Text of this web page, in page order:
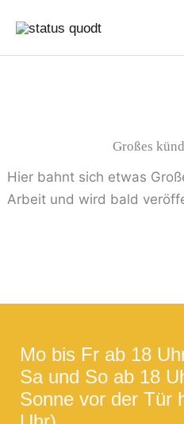
Inhalt
springen
Großes
Hier bahnt sich etwas
Arbeit und wird bald
Mo bis Fr ab 18
Sa und So ab 18
Sonne vor der Tür
nach:
Preis